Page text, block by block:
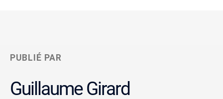
PUBLIÉ PAR
Guillaume Girard